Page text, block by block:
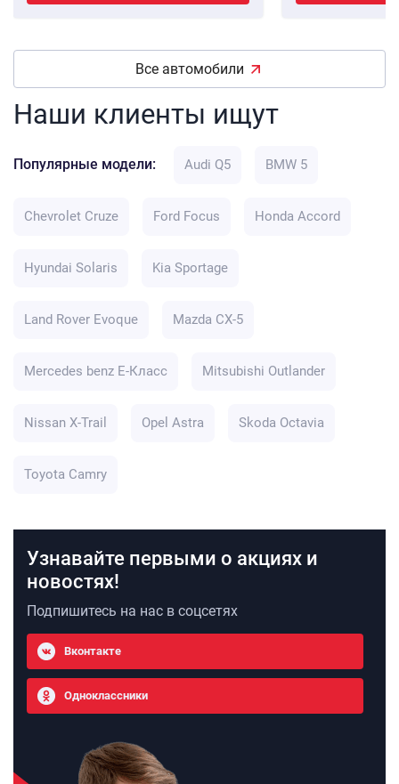
Все автомобили
Наши клиенты ищут
Популярные модели: Audi Q5 BMW 5
Chevrolet Cruze Ford Focus Honda Accord
Hyundai Solaris Kia Sportage
Land Rover Evoque Mazda CX-5
Mercedes benz E-Класс Mitsubishi Outlander
Nissan X-Trail Opel Astra Skoda Octavia
Toyota Camry
Узнавайте первыми о акциях и
новостях!
Подпишитесь на нас в соцсетях
Вконтакте
Одноклассники